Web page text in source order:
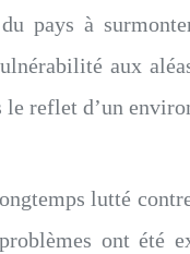
pays à
aux
le reflet d’un
lutté
ont été